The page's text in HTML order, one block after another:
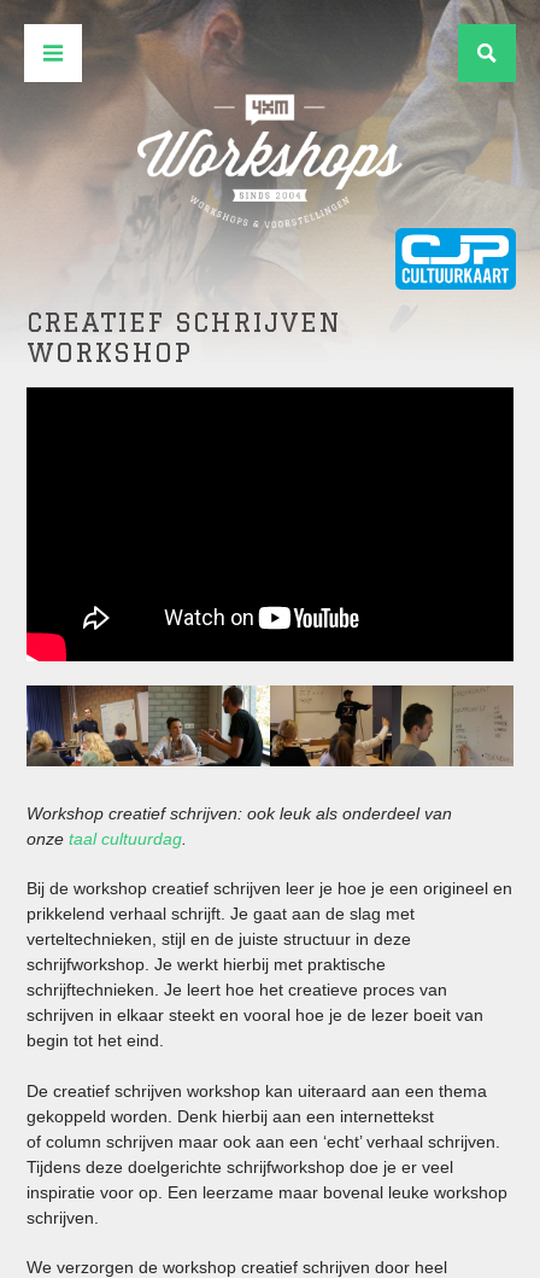
CREATIEF SCHRIJVEN
WORKSHOP
Workshop creatief schrijven: ook leuk als onderdeel van
onzetaal cultuurdag
Bij de workshop creatief schrijven leer je hoe je een origineel en
prikkelend verhaal schrijft. Je gaat aan de slag met
verteltechnieken, stijl en de juiste structuur in deze
schrijfworkshop. Je werkt hierbij met praktische
schrijftechnieken. Je leert hoe het creatieve proces van
schrijven in elkaar steekt en vooral hoe je de lezer boeit van
begin tot het eind.
De creatief schrijven workshop kan uiteraard aan een thema
gekoppeld worden. Denk hierbij aan een internettekst
of column schrijven maar ook aan een ‘echt’ verhaal schrijven.
Tijdens deze doelgerichte schrijfworkshop doe je er veel
inspiratie voor op. Een leerzame maar bovenal leuke workshop
schrijven.
We verzorgen de workshop creatief schrijven door heel